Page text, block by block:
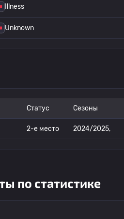
Illness
Unknown
Статус Сезоны
2-е место 2024/2025,
по статистике